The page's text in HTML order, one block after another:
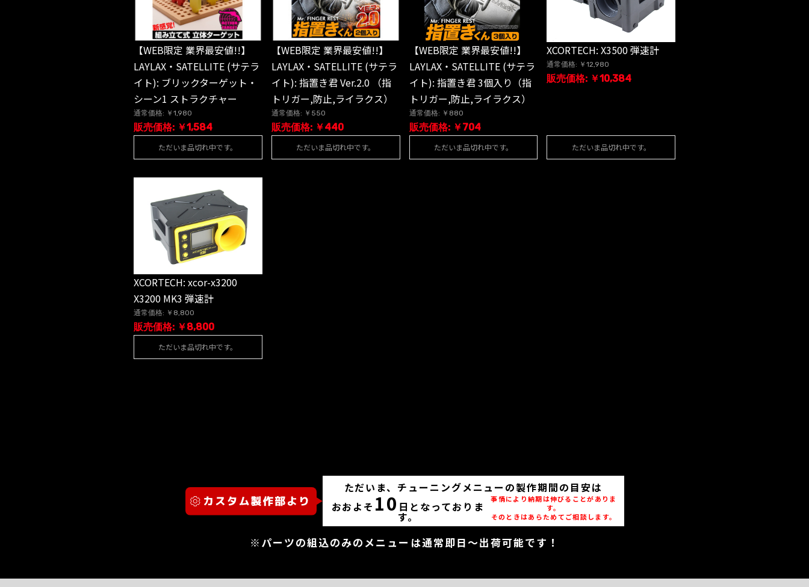
【WEB限定 業界最安値!!】
LAYLAX・SATELLITE (サテラ
イト): ブリックターゲット・
シーン1 ストラクチャー
通常価格: ￥1,980
販売価格: ￥1,584
ただいま品切れ中です。
【WEB限定 業界最安値!!】
LAYLAX・SATELLITE (サテラ
イト): 指置き君 Ver.2.0 （指
トリガー,防止,ライラクス）
通常価格: ￥550
販売価格: ￥440
ただいま品切れ中です。
【WEB限定 業界最安値!!】
LAYLAX・SATELLITE (サテラ
イト): 指置き君 3個入り（指
トリガー,防止,ライラクス）
通常価格: ￥880
販売価格: ￥704
ただいま品切れ中です。
XCORTECH: X3500 弾速計
通常価格: ￥12,980
販売価格: ￥10,384
ただいま品切れ中です。
XCORTECH: xcor-x3200
X3200 MK3 弾速計
通常価格: ￥8,800
販売価格: ￥8,800
ただいま品切れ中です。
ただいま、チューニングメニューの製作期間の目安は
おおよそ 10 日となっておりま
す。
事情により納期は伸びることがありま
す。
そのときはあらためてご相談します。
※パーツの組込のみのメニューは通常即日～出荷可能です！